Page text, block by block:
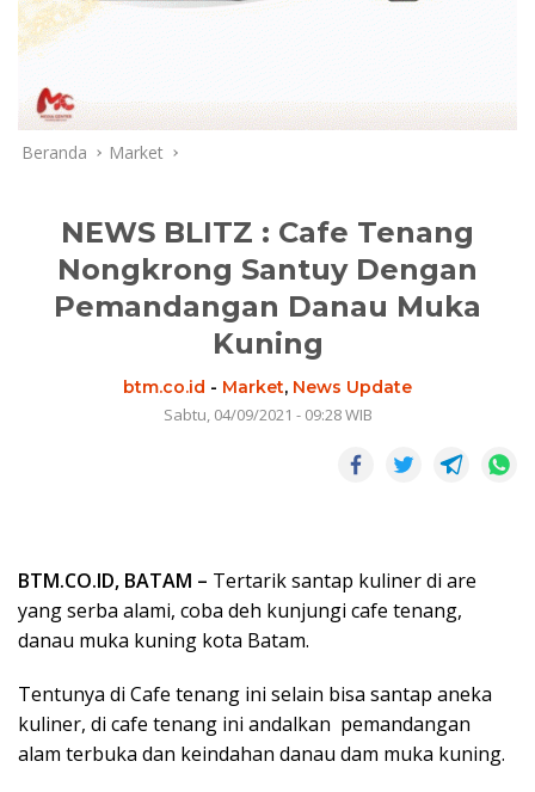
Beranda Market
NEWS BLITZ : Cafe Tenang
Nongkrong Santuy Dengan
Pemandangan Danau Muka
Kuning
btm.co.id - Market, News Update
Sabtu, 04/09/2021 - 09:28 WIB
BTM.CO.ID, BATAM – Tertarik santap kuliner di are
yang serba alami, coba deh kunjungi cafe tenang,
danau muka kuning kota Batam.
Tentunya di Cafe tenang ini selain bisa santap aneka
kuliner, di cafe tenang ini andalkan pemandangan
alam terbuka dan keindahan danau dam muka kuning.